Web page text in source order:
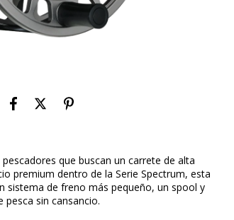
que buscan un carrete de alta
premium dentro de la Serie Spectrum, esta
sistema de freno más pequeño, un spool y
sin cansancio.